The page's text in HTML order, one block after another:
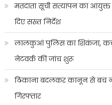
मतदाता सूची सत्यापन का
दिए सख्त निर्देश
लालकुआं पुलिस का शिकंजा,
नेटवर्क की जांच शुरू
ठिकाना बदलकर कानून से बच
गिरफ्तार